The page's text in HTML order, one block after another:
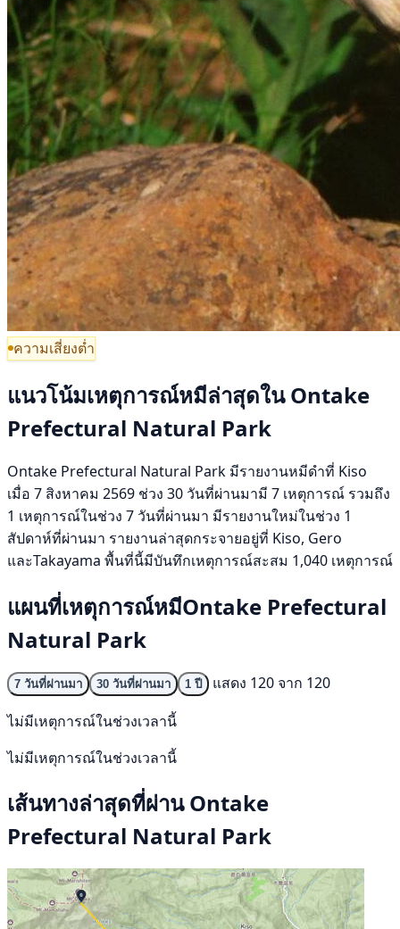
ความเสี่ยงต่ำ
แนวโน้มเหตุการณ์หมีล่าสุดใน Ontake
Prefectural Natural Park
Ontake Prefectural Natural Park มีรายงานหมีดำที่ Kiso
เมื่อ 7 สิงหาคม 2569 ช่วง 30 วันที่ผ่านมามี 7 เหตุการณ์ รวมถึง
1 เหตุการณ์ในช่วง 7 วันที่ผ่านมา มีรายงานใหม่ในช่วง 1
สัปดาห์ที่ผ่านมา รายงานล่าสุดกระจายอยู่ที่ Kiso, Gero
และTakayama พื้นที่นี้มีบันทึกเหตุการณ์สะสม 1,040 เหตุการณ์
แผนที่เหตุการณ์หมีOntake Prefectural
Natural Park
7 วันที่ผ่านมา 30 วันที่ผ่านมา 1 ปี
แสดง 120 จาก 120
ไม่มีเหตุการณ์ในช่วงเวลานี้
ไม่มีเหตุการณ์ในช่วงเวลานี้
เส้นทางล่าสุดที่ผ่าน Ontake
Prefectural Natural Park